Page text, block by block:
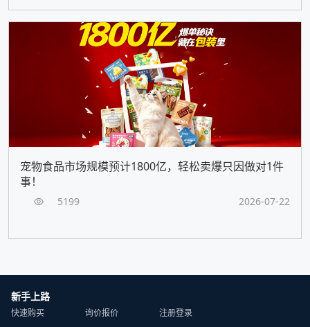
宠物食品市场规模预计1800亿，轻松卖爆只因做对1件
事！
5199 2026-07-22
新手上路
快速购买 询价报价 注册登录